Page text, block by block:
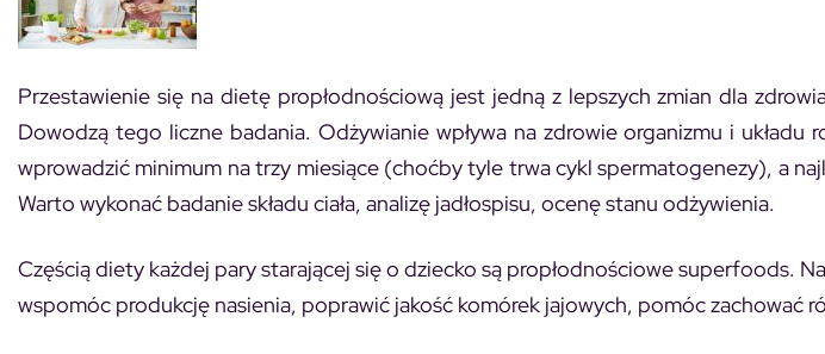
Przestawienie się na dietę propłodnościową jest jedną z lepszych zmian dla
Dowodzą tego liczne badania. Odżywianie wpływa na zdrowie organizmu i układu
wprowadzić minimum na trzy miesiące (choćby tyle trwa cykl spermatogenezy), a
Warto wykonać badanie składu ciała, analizę jadłospisu, ocenę stanu odżywienia.
Częścią diety każdej pary starającej się o dziecko są propłodnościowe superfoods.
wspomóc produkcję nasienia, poprawić jakość komórek jajowych, pomóc zachować